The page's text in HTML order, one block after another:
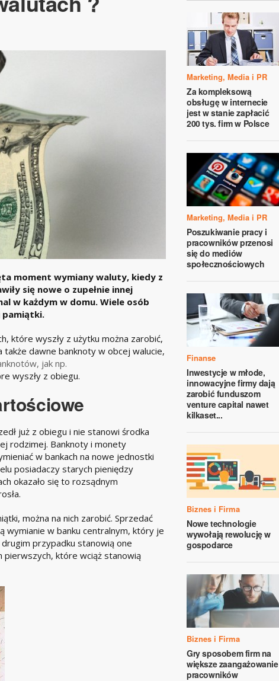
moment wymiany waluty, kiedy z
się nowe o zupełnie innej
w każdym w domu. Wiele osób
pamiątki.
które wyszły z użytku można zarobić,
dawne banknoty w obcej walucie,
jak np.
wyszły z obiegu.
już z obiegu i nie stanowi środka
rodzimej. Banknoty i monety
w bankach na nowe jednostki
posiadaczy starych pieniędzy
okazało się to rozsądnym
można na nich zarobić. Sprzedać
w banku centralnym, który je
przypadku stanowią one
pierwszych, które wciąż stanowią
Marketing, Media i PR
Za kompleksową
obsługę w internecie
jest w stanie zapłacić
200 tys. firm w Polsce
Marketing, Media i PR
Poszukiwanie pracy i
pracowników przenosi
się do mediów
społecznościowych
Finanse
Inwestycje w młode,
innowacyjne firmy dają
zarobić funduszom
venture capital nawet
kilkaset...
Biznes i Firma
Nowe technologie
wywołają rewolucję w
gospodarce
Biznes i Firma
Gry sposobem firm na
większe zaangażowanie
pracowników